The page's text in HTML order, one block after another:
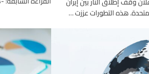
هذه التطورات عززت …